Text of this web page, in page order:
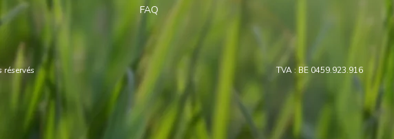
FAQ
TVA : BE 0459.923.916